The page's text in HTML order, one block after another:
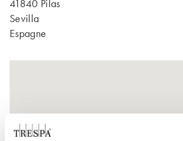
41840 Pilas
Sevilla
Espagne